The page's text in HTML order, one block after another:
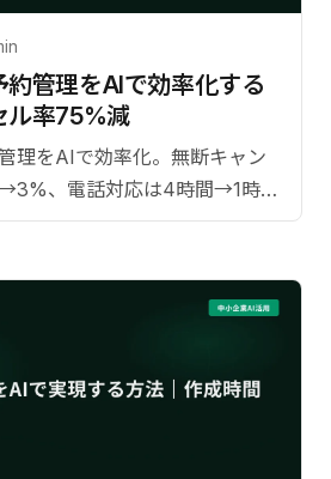
管理をAIで効率化する
ル率75%減
理をAIで効率化。無断キャン
、電話対応は4時間→1時間
れる手法と導入ステップを解